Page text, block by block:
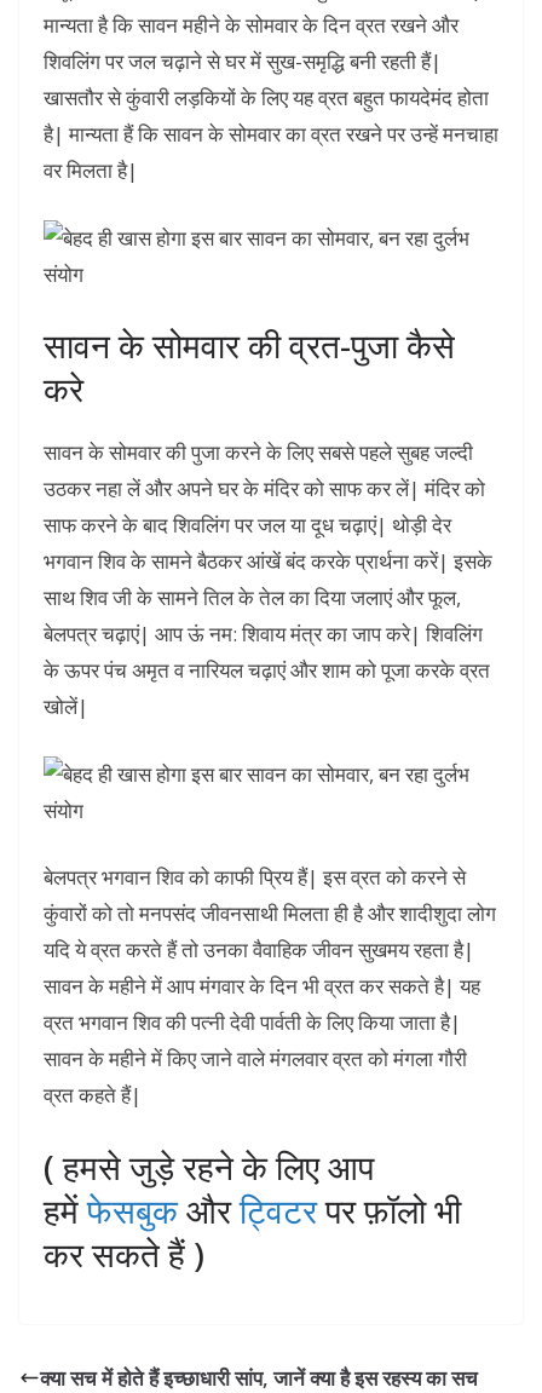
मान्यता है कि सावन महीने के सोमवार के दिन व्रत रखने और
शिवलिंग पर जल चढ़ाने से घर में सुख-समृद्धि बनी रहती हैं|
खासतौर से कुंवारी लड़कियों के लिए यह व्रत बहुत फायदेमंद होता
है| मान्यता हैं कि सावन के सोमवार का व्रत रखने पर उन्हें मनचाहा
वर मिलता है|
सावन के सोमवार की व्रत-पुजा कैसे
करे
सावन के सोमवार की पुजा करने के लिए सबसे पहले सुबह जल्दी
उठकर नहा लें और अपने घर के मंदिर को साफ कर लें| मंदिर को
साफ करने के बाद शिवलिंग पर जल या दूध चढ़ाएं| थोड़ी देर
भगवान शिव के सामने बैठकर आंखें बंद करके प्रार्थना करें| इसके
साथ शिव जी के सामने तिल के तेल का दिया जलाएं और फूल,
बेलपत्र चढ़ाएं| आप ऊं नम: शिवाय मंत्र का जाप करे| शिवलिंग
के ऊपर पंच अमृत व नारियल चढ़ाएं और शाम को पूजा करके व्रत
खोलें|
बेलपत्र भगवान शिव को काफी प्रिय हैं| इस व्रत को करने से
कुंवारों को तो मनपसंद जीवनसाथी मिलता ही है और शादीशुदा लोग
यदि ये व्रत करते हैं तो उनका वैवाहिक जीवन सुखमय रहता है|
सावन के महीने में आप मंगवार के दिन भी व्रत कर सकते है| यह
व्रत भगवान शिव की पत्नी देवी पार्वती के लिए किया जाता है|
सावन के महीने में किए जाने वाले मंगलवार व्रत को मंगला गौरी
व्रत कहते हैं|
( हमसे जुड़े रहने के लिए आप
हमेंफेसबुकऔरट्विटरपर फ़ॉलो भी
कर सकते हैं )
क्या सच में होते हैं इच्छाधारी सांप, जानें क्या है इस रहस्य का सच